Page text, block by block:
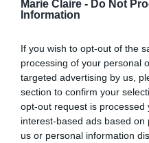
Marie Claire - Do Not
Information
If you wish to opt-out of the
processing of your personal
targeted advertising by us,
section to confirm your
opt-out request is processed
interest-based ads based
us or personal information